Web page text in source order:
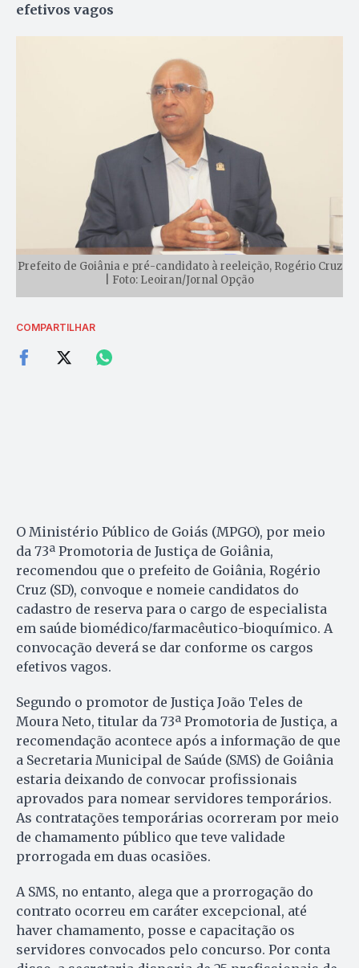
efetivos vagos
Prefeito de Goiânia e pré-candidato à reeleição, Rogério Cruz
| Foto: Leoiran/Jornal Opção
COMPARTILHAR
O Ministério Público de Goiás (MPGO), por meio
da 73ª Promotoria de Justiça de Goiânia,
recomendou que o prefeito de Goiânia, Rogério
Cruz (SD), convoque e nomeie candidatos do
cadastro de reserva para o cargo de especialista
em saúde biomédico/farmacêutico-bioquímico. A
convocação deverá se dar conforme os cargos
efetivos vagos.
Segundo o promotor de Justiça João Teles de
Moura Neto, titular da 73ª Promotoria de Justiça, a
recomendação acontece após a informação de que
a Secretaria Municipal de Saúde (SMS) de Goiânia
estaria deixando de convocar profissionais
aprovados para nomear servidores temporários.
As contratações temporárias ocorreram por meio
de chamamento público que teve validade
prorrogada em duas ocasiões.
A SMS, no entanto, alega que a prorrogação do
contrato ocorreu em caráter excepcional, até
haver chamamento, posse e capacitação os
servidores convocados pelo concurso. Por conta